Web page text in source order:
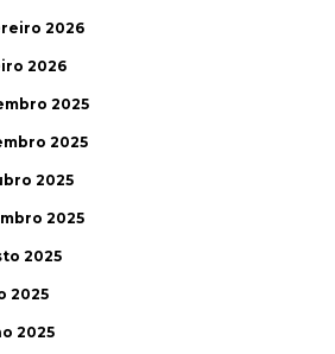
2026
2026
2025
2025
2025
2025
2025
2025
2025